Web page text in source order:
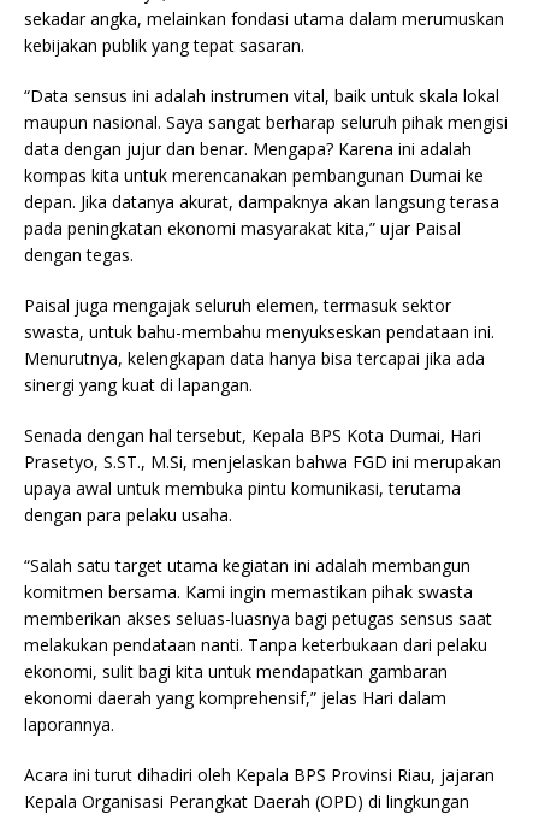
sekadar angka, melainkan fondasi utama dalam merumuskan
kebijakan publik yang tepat sasaran.
“Data sensus ini adalah instrumen vital, baik untuk skala lokal
maupun nasional. Saya sangat berharap seluruh pihak mengisi
data dengan jujur dan benar. Mengapa? Karena ini adalah
kompas kita untuk merencanakan pembangunan Dumai ke
depan. Jika datanya akurat, dampaknya akan langsung terasa
pada peningkatan ekonomi masyarakat kita,” ujar Paisal
dengan tegas.
Paisal juga mengajak seluruh elemen, termasuk sektor
swasta, untuk bahu-membahu menyukseskan pendataan ini.
Menurutnya, kelengkapan data hanya bisa tercapai jika ada
sinergi yang kuat di lapangan.
Senada dengan hal tersebut, Kepala BPS Kota Dumai, Hari
Prasetyo, S.ST., M.Si, menjelaskan bahwa FGD ini merupakan
upaya awal untuk membuka pintu komunikasi, terutama
dengan para pelaku usaha.
“Salah satu target utama kegiatan ini adalah membangun
komitmen bersama. Kami ingin memastikan pihak swasta
memberikan akses seluas-luasnya bagi petugas sensus saat
melakukan pendataan nanti. Tanpa keterbukaan dari pelaku
ekonomi, sulit bagi kita untuk mendapatkan gambaran
ekonomi daerah yang komprehensif,” jelas Hari dalam
laporannya.
Acara ini turut dihadiri oleh Kepala BPS Provinsi Riau, jajaran
Kepala Organisasi Perangkat Daerah (OPD) di lingkungan